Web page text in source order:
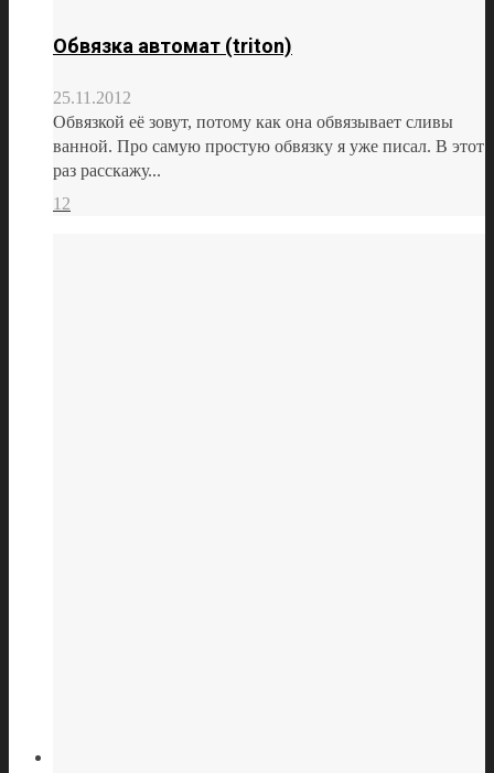
Обвязка автомат (triton)
25.11.2012
Обвязкой её зовут, потому как она обвязывает сливы
ванной. Про самую простую обвязку я уже писал. В этот
раз расскажу...
12